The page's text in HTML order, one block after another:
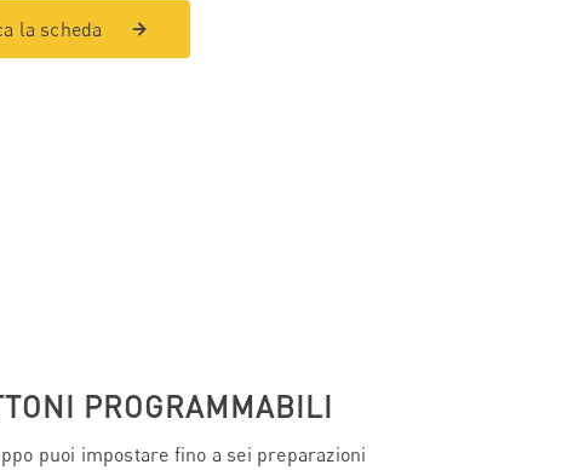
la scheda
PROGRAMMABILI
puoi impostare fino a sei preparazioni